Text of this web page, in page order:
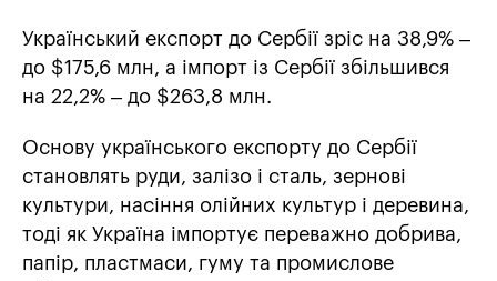
Український експорт до Сербії зріс на 38,9% –
до $175,6 млн, а імпорт із Сербії збільшився
на 22,2% – до $263,8 млн.
Основу українського експорту до Сербії
становлять руди, залізо і сталь, зернові
культури, насіння олійних культур і деревина,
тоді як Україна імпортує переважно добрива,
папір, пластмаси, гуму та промислове